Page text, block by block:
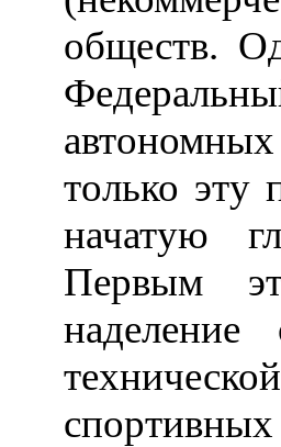
обществ.
только эту
начатую
Первым